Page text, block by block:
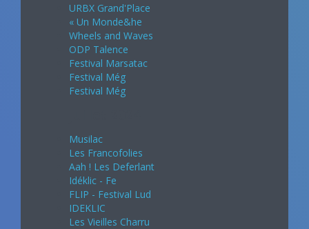
URBX Grand'Place
« Un Monde&he
Wheels and Waves
ODP Talence
Festival Marsatac
Festival Még
Festival Még
Musilac
Les Francofolies
Aah ! Les Deferlant
Idéklic - Fe
FLIP - Festival Lud
IDEKLIC
Les Vieilles Charru